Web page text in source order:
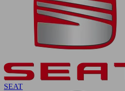
SEAT